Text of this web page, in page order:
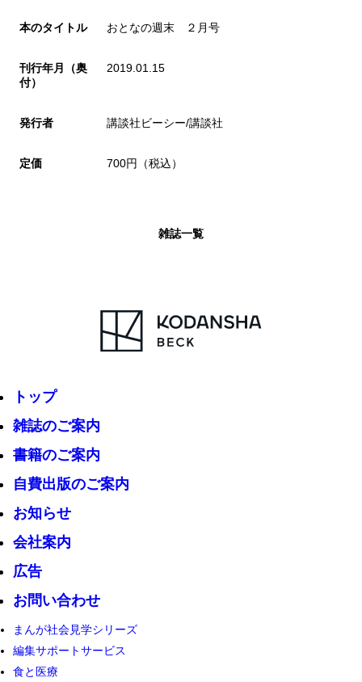
本のタイトル おとなの週末 ２月号
刊行年月（奥
付）
2019.01.15
発行者 講談社ビーシー/講談社
定価 700円（税込）
雑誌一覧
トップ
雑誌のご案内
書籍のご案内
自費出版のご案内
お知らせ
会社案内
広告
お問い合わせ
まんが社会見学シリーズ
編集サポートサービス
食と医療